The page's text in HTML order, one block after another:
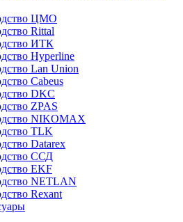
ЦМО
Rittal
ИТК
Hyperline
Lan Union
Cabeus
DKC
ZPAS
NIKOMAX
TLK
Datarex
ССД
EKF
NETLAN
Rexant